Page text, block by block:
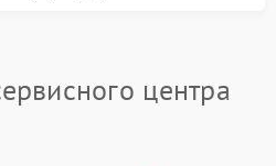
центра